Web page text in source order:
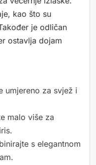
kao što su
je odličan
ostavlja dojam
umjereno za svjež i
malo više za
s elegantnom